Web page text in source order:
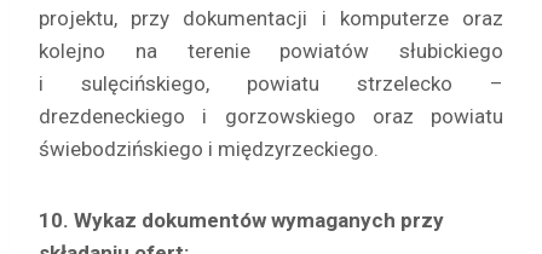
projektu, przy dokumentacji i komputerze oraz
kolejno na terenie powiatów słubickiego
i sulęcińskiego, powiatu strzelecko –
drezdeneckiego i gorzowskiego oraz powiatu
świebodzińskiego i międzyrzeckiego.
10. Wykaz dokumentów wymaganych przy